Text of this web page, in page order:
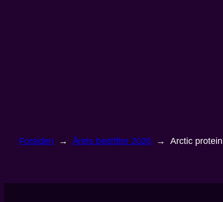
Forsiden → Årets bedrifter 2026 → Arctic protein